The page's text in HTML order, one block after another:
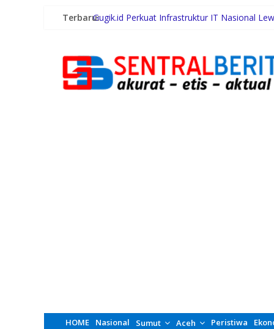
Terbaru:Gugik.id Perkuat Infrastruktur IT Nasional
Dukung Gaya Hidup Masyarakat dan
Terima Audiensi BNKP, Gubernur Bobby
Swiss-Belhotel Rainforest: Oase Tropis di
HOME Nasional Sumut Aceh Peristiwa